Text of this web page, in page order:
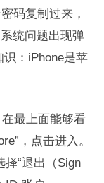
码复制过来，
统问题出现弹
：iPhone是苹
最上面能够看
，点击进入。
“退出（Sign